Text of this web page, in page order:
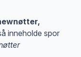
inneholde spor